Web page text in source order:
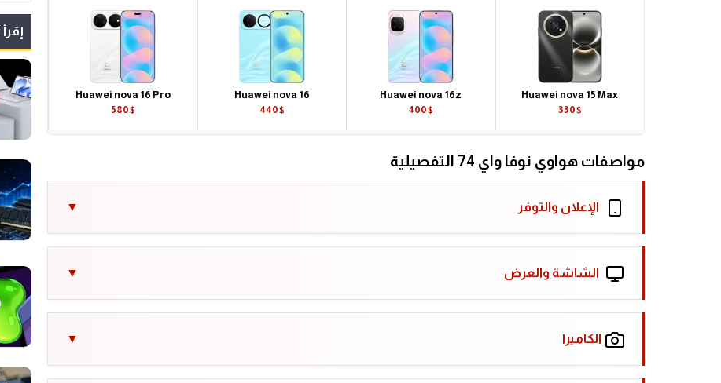
Huawei nova 15 Max
330$
Huawei nova 16z
400$
Huawei nova 16
440$
Huawei nova 16 Pro
580$
مواصفات هواوي نوفا واي 74 التفصيلية
الإعلان والتوفر
الشاشة والعرض
الكاميرا